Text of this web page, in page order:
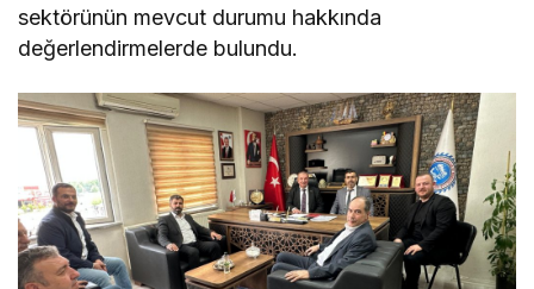
sektörünün mevcut durumu hakkında
değerlendirmelerde bulundu.